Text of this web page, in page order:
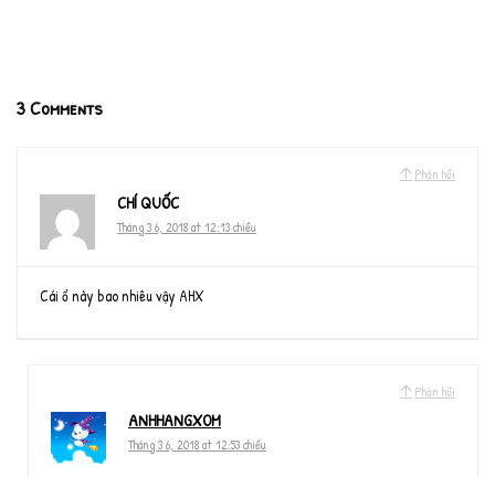
3 Comments
Phản hồi
CHÍ QUỐC
Tháng 3 6, 2018 at 12:13 chiều
Cái ổ này bao nhiêu vậy AHX
Phản hồi
ANHHANGXOM
Tháng 3 6, 2018 at 12:53 chiều